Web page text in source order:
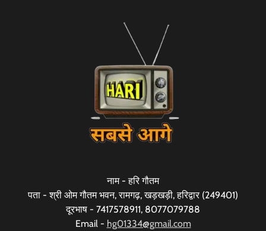
नाम - हरि गौतम
पता - श्री ओम गौतम भवन, रामगढ़, खड़खड़ी, हरिद्वार (249401)
दूरभाष - 7417578911, 8077079788
Email - hg01334@gmail.com